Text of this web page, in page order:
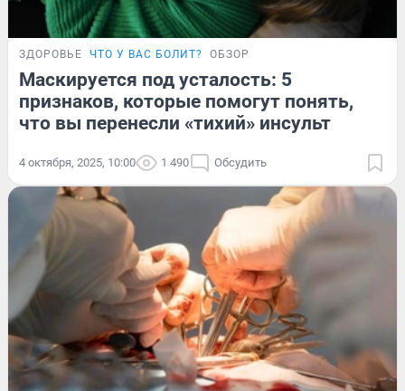
ЗДОРОВЬЕ ЧТО У ВАС БОЛИТ? ОБЗОР
Маскируется под усталость: 5
признаков, которые помогут понять,
что вы перенесли «тихий» инсульт
4 октября, 2025, 10:00 1 490 Обсудить